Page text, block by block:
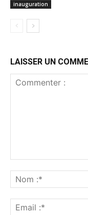
inauguration
LAISSER UN